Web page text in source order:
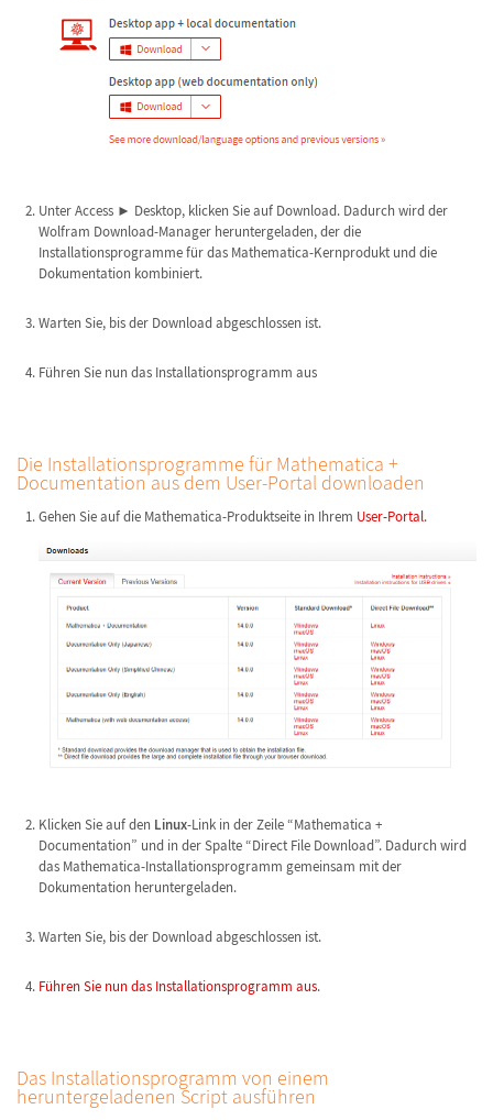
Unter Access ► Desktop, klicken Sie auf Download. Dadurch wird der
Wolfram Download-Manager heruntergeladen, der die
Installationsprogramme für das Mathematica-Kernprodukt und die
Dokumentation kombiniert.
Warten Sie, bis der Download abgeschlossen ist.
Führen Sie nun das Installationsprogramm aus
Die Installationsprogramme für Mathematica +
Documentation aus dem User-Portal downloaden
Gehen Sie auf die Mathematica-Produktseite in Ihrem User-Portal.
Klicken Sie auf den Linux-Link in der Zeile “Mathematica +
Documentation” und in der Spalte “Direct File Download”. Dadurch wird
das Mathematica-Installationsprogramm gemeinsam mit der
Dokumentation heruntergeladen.
Warten Sie, bis der Download abgeschlossen ist.
Führen Sie nun das Installationsprogramm aus.
Das Installationsprogramm von einem
heruntergeladenen Script ausführen